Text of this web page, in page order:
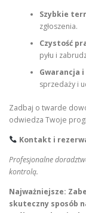
Szybkie
zgłoszenia.
Czystość
pyłu i
Gwarancja
sprzedaży i
Zadbaj o twarde
odwiedza Twoje
Kontakt i
Profesjonalne
kontrolą.
Najważniejsze:
skuteczny sposób